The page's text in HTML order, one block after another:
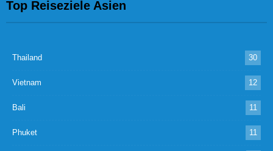
Top Reiseziele Asien
Thailand 30
Vietnam 12
Bali 11
Phuket 11